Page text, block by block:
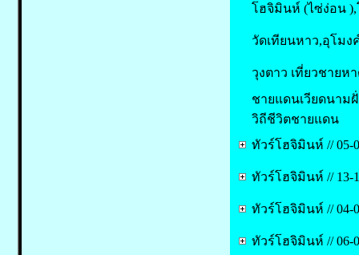
โฮจิมินห์ (ไซ่ง่อน
วัดเทียนหาว,อุโม
วุงตาว เที่ยวชายห
ชายแดนเวียดนาม
วิถีชีวิตชายแดน
ทัวร์โฮจิมินห์ // 05-
ทัวร์โฮจิมินห์ // 13-
ทัวร์โฮจิมินห์ // 04-
ทัวร์โฮจิมินห์ // 06-